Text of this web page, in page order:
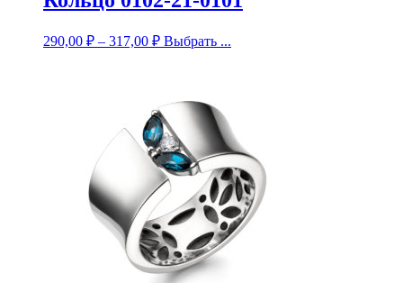
290,00 ₽ – 317,00 ₽ Выбрать ...